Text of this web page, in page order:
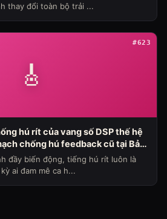
thay đổi toàn bộ trải ...
🎸
#623
hú rít của vang số DSP thế hệ
chống hú feedback cũ tại Bảo
loa máy ngày 336)
đầy biến động, tiếng hú rít luôn là
ai đam mê ca h...